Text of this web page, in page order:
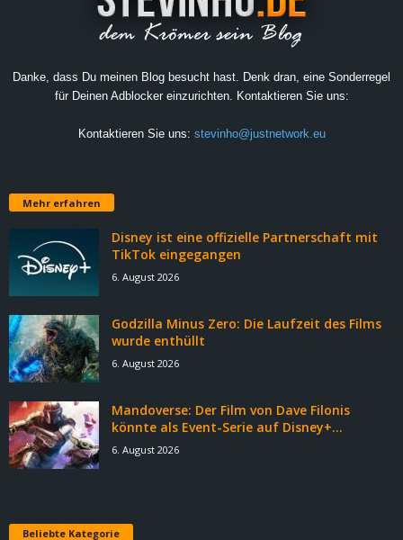
Danke, dass Du meinen Blog besucht hast. Denk dran, eine Sonderregel
für Deinen Adblocker einzurichten. Kontaktieren Sie uns:
Kontaktieren Sie uns: stevinho@justnetwork.eu
Mehr erfahren
Disney ist eine offizielle Partnerschaft mit
TikTok eingegangen
6. August 2026
Godzilla Minus Zero: Die Laufzeit des Films
wurde enthüllt
6. August 2026
Mandoverse: Der Film von Dave Filonis
könnte als Event-Serie auf Disney+...
6. August 2026
Beliebte Kategorie